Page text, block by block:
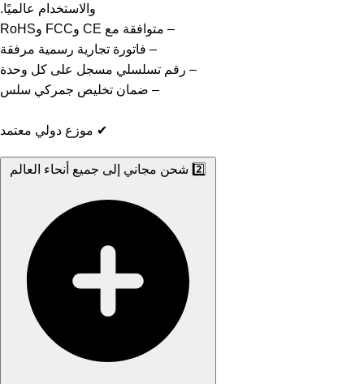
والاستخدام عالميًا.
– متوافقة مع CE وFCC وRoHS
– فاتورة تجارية رسمية مرفقة
– رقم تسلسلي مسجل على كل وحدة
– ضمان تخليص جمركي سلس
✔ موزع دولي معتمد
2️⃣ شحن مجاني إلى جميع أنحاء العالم